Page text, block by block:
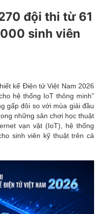
đội thi từ 61
sinh viên
kế Điện tử Việt Nam 2026
hệ thống IoT thông minh”
gấp đôi so với mùa giải đầu
những sân chơi học thuật
vạn vật (IoT), hệ thống
sinh viên kỹ thuật trên cả